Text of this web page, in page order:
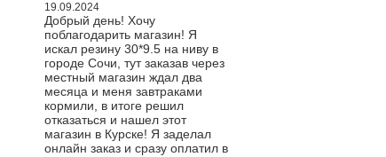
19.09.2024
Добрый день! Хочу
поблагодарить магазин! Я
искал резину 30*9.5 на ниву в
городе Сочи, тут заказав через
местный магазин ждал два
месяца и меня завтраками
кормили, в итоге решил
отказаться и нашел этот
магазин в Курске! Я заделал
онлайн заказ и сразу оплатил в